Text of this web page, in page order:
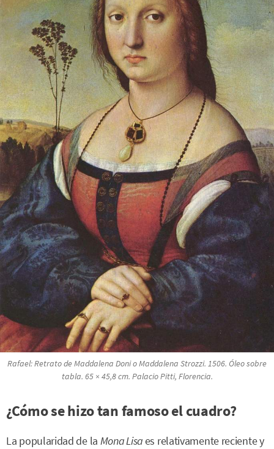
Rafael:Retrato de Maddalena Doni o Maddalena Strozzi. 1506. Óleo sobre
tabla. 65 × 45,8 cm. Palacio Pitti, Florencia.
¿Cómo se hizo tan famoso el cuadro?
La popularidad de la Mona Lisaes relativamente reciente y